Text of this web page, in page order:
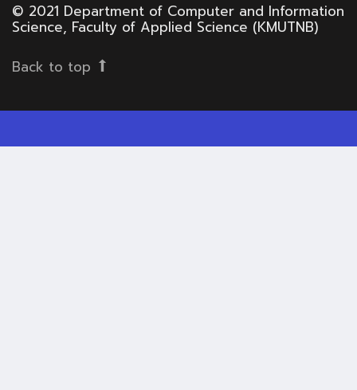
© 2021 Department of Computer and Information
Science, Faculty of Applied Science (KMUTNB)
Back to top